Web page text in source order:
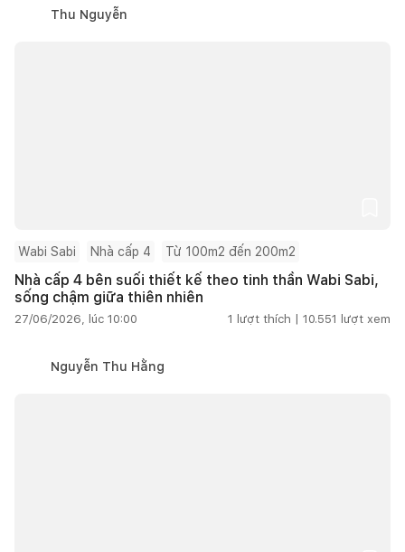
Thu Nguyễn
Wabi Sabi Nhà cấp 4 Từ 100m2 đến 200m2
Nhà cấp 4 bên suối thiết kế theo tinh thần Wabi Sabi,
sống chậm giữa thiên nhiên
27/06/2026, lúc 10:00 1 lượt thích | 10.551 lượt xem
Nguyễn Thu Hằng